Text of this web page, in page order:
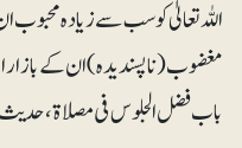
اللہ تعالیٰ کو سب سے زیادہ
مغضوب (ناپسندیدہ) ان کے بازار
باب فضل الجلوس فی مصلاۃ، حدیث: